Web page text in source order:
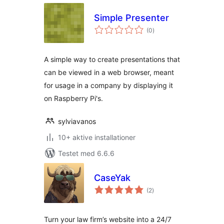
Simple Presenter
(0totale
bedømmelser
)
A simple way to create presentations that
can be viewed in a web browser, meant
for usage in a company by displaying it
on Raspberry Pi's.
sylviavanos
10+ aktive installationer
Testet med 6.6.6
CaseYak
(2totale
bedømmelser
)
Turn your law firm’s website into a 24/7